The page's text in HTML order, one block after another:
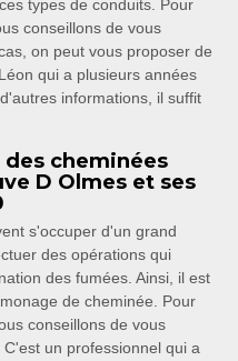
types de conduits. Pour
conseillons de vous
on peut vous proposer de
qui a plusieurs années
informations, il suffit
cheminées
D Olmes et ses
s'occuper d'un grand
des opérations qui
des fumées. Ainsi, il est
de cheminée. Pour
conseillons de vous
un professionnel qui a